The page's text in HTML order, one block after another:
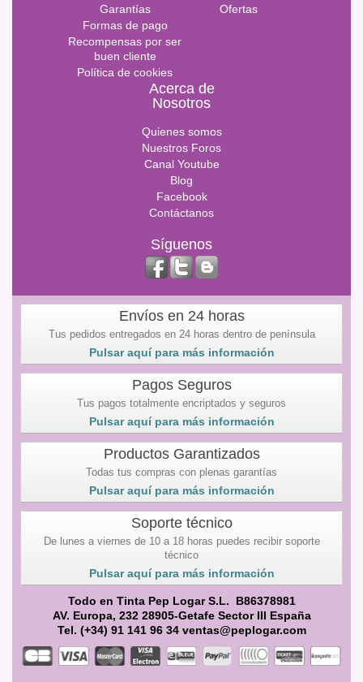
Garantías
Formas de pago
Recompensas por ser
buen cliente
Política de cookies
Ofertas
Acerca de
Nosotros
Quienes somos
Nuestros Foros
Canal Youtube
Blog
Facebook
Contáctanos
Síguenos
Envíos en 24 horas
Tus pedidos entregados en 24 horas dentro de península
Pulsar aquí para más información
Pagos Seguros
Tus pagos totalmente encriptados y seguros
Pulsar aquí para más información
Productos Garantizados
Todas tus compras con plenas garantías
Pulsar aquí para más información
Soporte técnico
De lunes a viernes de 10 a 18 horas puedes recibir soporte
técnico
Pulsar aquí para más información
Todo en Tinta Pep Logar S.L. B86378981
AV. Europa, 232 28905-Getafe Sector III España
Tel. (+34) 91 141 96 34 ventas@peplogar.com